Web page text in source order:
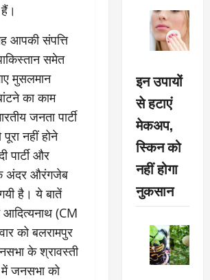
आपकी संपत्ति
समेत
मुसलमान
का काम
जनता पार्टी
नहीं होने
पार्टी और
के अंदर औरंगजेब
है। ये बातें
आदित्यनाथ (CM
को बलरामपुर
के श्रावस्ती
में जनसभा को
इन उपायों
से हटाएं
मेकअप,
स्किन को
नहीं होगा
नुकसान